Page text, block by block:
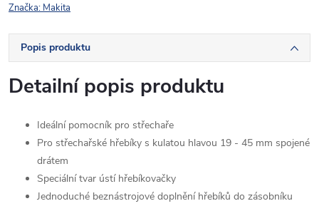
Značka: Makita
Popis produktu
Detailní popis produktu
Ideální pomocník pro střechaře
Pro střechařské hřebíky s kulatou hlavou 19 - 45 mm spojené
drátem
Speciální tvar ústí hřebíkovačky
Jednoduché beznástrojové doplnění hřebíků do zásobníku